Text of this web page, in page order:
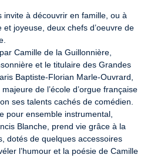
à découvrir en famille, ou à
joyeuse, deux chefs d’oeuvre de
Camille de la Guillonnière,
et le titulaire des Grandes
Baptiste-Florian Marle-Ouvrard,
de l’école d’orgue française
ses talents cachés de comédien.
pour ensemble instrumental,
Blanche, prend vie grâce à la
dotés de quelques accessoires
l’humour et la poésie de Camille